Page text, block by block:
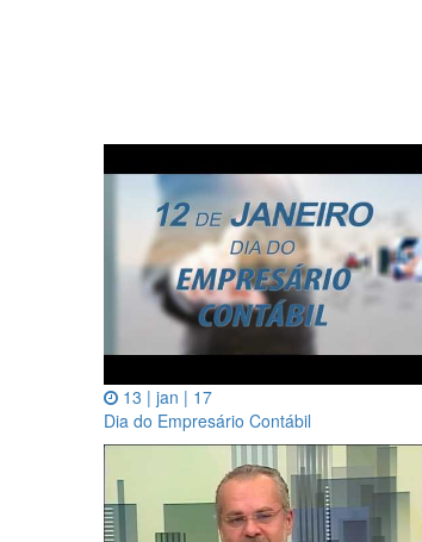
13 | jan | 17
Dia do Empresário Contábil